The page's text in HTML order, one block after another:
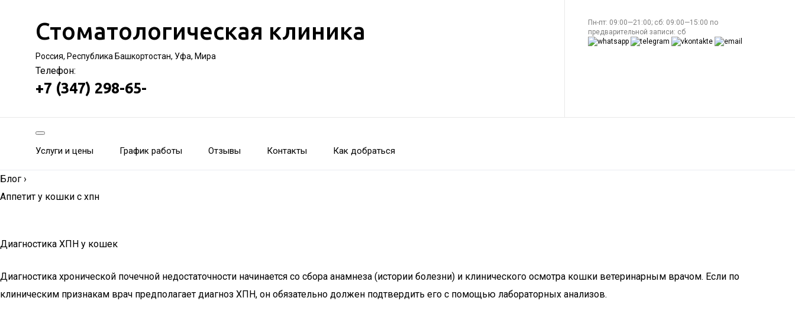
Стоматологическая клиника
Россия, Республика Башкортостан, Уфа, Мира
Телефон:
+7 (347) 298-65-
Пн-пт: 09:00—21:00; сб: 09:00—15:00 по
предварительной записи: сб
Услуги и цены График работы Отзывы Контакты Как добраться
Блог ›
Аппетит у кошки с хпн
Диагностика ХПН у кошек
Диагностика хронической почечной недостаточности начинается со сбора анамнеза (истории болезни) и клинического осмотра кошки ветеринарным врачом. Если по
клиническим признакам врач предполагает диагноз ХПН, он обязательно должен подтвердить его с помощью лабораторных анализов.